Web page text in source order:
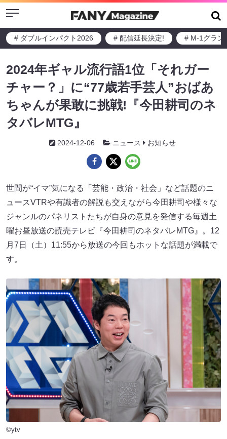
Menu
# ダブルインパクト2026 # 配信延長決定! # M-1グラン
2024年ギャル流行語1位「それガー
チャー？」に“77歳若手芸人”おばあ
ちゃんが果敢に挑戦!『今田耕司のネ
タバレMTG』
2024-12-06 ニュース お知らせ
世間が“イマ”気になる「芸能・政治・社会」など話題のニ
ュースVTRや有識者の解説も交えながら今田耕司や様々な
ジャンルのパネリストたちが自身の意見を発信する毎週土
曜お昼放送の読売テレビ『今田耕司のネタバレMTG』。12
月7日（土）11:55から放送の今回もホットな話題が満載で
す。
©ytv